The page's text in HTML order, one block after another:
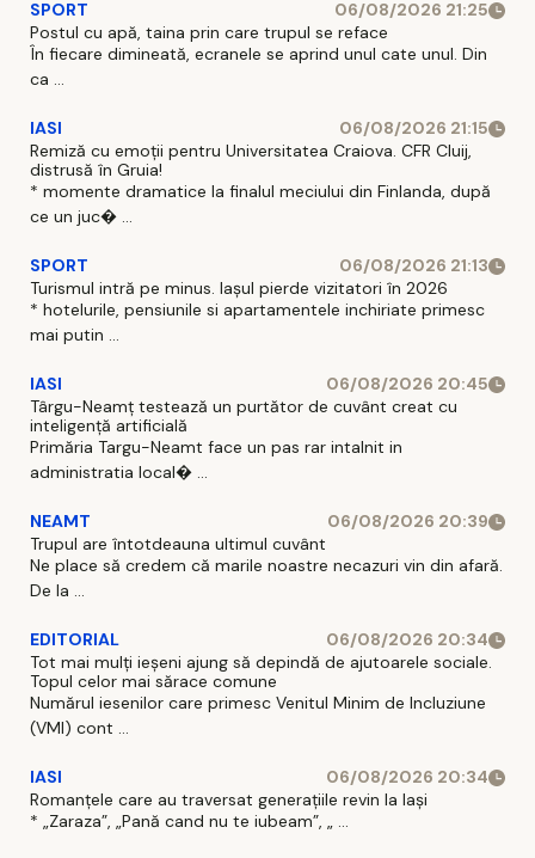
SPORT
06/08/2026 21:25
Postul cu apă, taina prin care trupul se reface
În fiecare dimineată, ecranele se aprind unul cate unul. Din
ca ...
IASI
06/08/2026 21:15
Remiză cu emoții pentru Universitatea Craiova. CFR Cluij,
distrusă în Gruia!
* momente dramatice la finalul meciului din Finlanda, după
ce un juc� ...
SPORT
06/08/2026 21:13
Turismul intră pe minus. Iașul pierde vizitatori în 2026
* hotelurile, pensiunile si apartamentele inchiriate primesc
mai putin ...
IASI
06/08/2026 20:45
Târgu-Neamț testează un purtător de cuvânt creat cu
inteligență artificială
Primăria Targu-Neamt face un pas rar intalnit in
administratia local� ...
NEAMT
06/08/2026 20:39
Trupul are întotdeauna ultimul cuvânt
Ne place să credem că marile noastre necazuri vin din afară.
De la ...
EDITORIAL
06/08/2026 20:34
Tot mai mulți ieșeni ajung să depindă de ajutoarele sociale.
Topul celor mai sărace comune
Numărul iesenilor care primesc Venitul Minim de Incluziune
(VMI) cont ...
IASI
06/08/2026 20:34
Romanțele care au traversat generațiile revin la Iași
* „Zaraza”, „Pană cand nu te iubeam”, „ ...